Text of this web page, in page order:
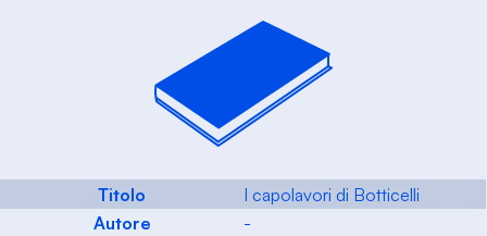
Titolo
I capolavori di Botticelli
Autore
-